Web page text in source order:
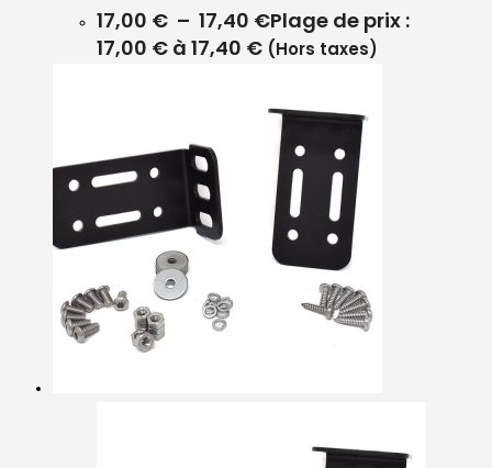
17,00 € – 17,40 €Plage de prix :
17,00 € à 17,40 € (Hors taxes)